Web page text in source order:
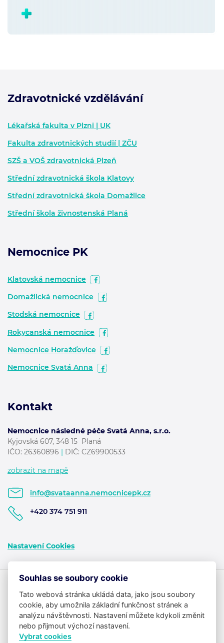
Zdravotnické vzdělávání
Lékařská fakulta v Plzni | UK
Fakulta zdravotnických studií | ZČU
SZŠ a VOŠ zdravotnická Plzeň
Střední zdravotnická škola Klatovy
Střední zdravotnická škola Domažlice
Střední škola živnostenská Planá
Nemocnice PK
Klatovská nemocnice
Domažlická nemocnice
Stodská nemocnice
Rokycanská nemocnice
Nemocnice Horažďovice
Nemocnice Svatá Anna
Kontakt
Nemocnice následné péče Svatá Anna, s.r.o.
Kyjovská 607, 348 15 Planá
IČO: 26360896
DIČ: CZ69900533
zobrazit na mapě
info@svataanna.nemocnicepk.cz
+420 374 751 911
Nastavení Cookies
Souhlas se soubory cookie
Tato webová stránka ukládá data, jako jsou soubory
cookie, aby umožnila základní funkčnost stránek a
analýzu návštěvnosti. Nastavení můžete kdykoli změnit
nebo přijmout výchozí nastavení.
Vybrat cookies